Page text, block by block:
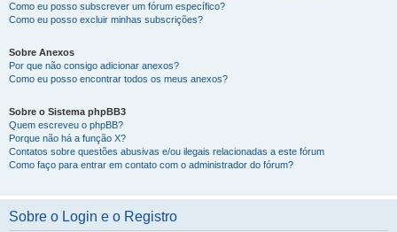
Como eu posso subscrever um fórum específico?
Como eu posso excluir minhas subscrições?
Sobre Anexos
Por que não consigo adicionar anexos?
Como eu posso encontrar todos os meus anexos?
Sobre o Sistema phpBB3
Quem escreveu o phpBB?
Porque não há a função X?
Contatos sobre questões abusivas e/ou ilegais relacionadas a este fórum
Como faço para entrar em contato com o administrador do fórum?
Sobre o Login e o Registro